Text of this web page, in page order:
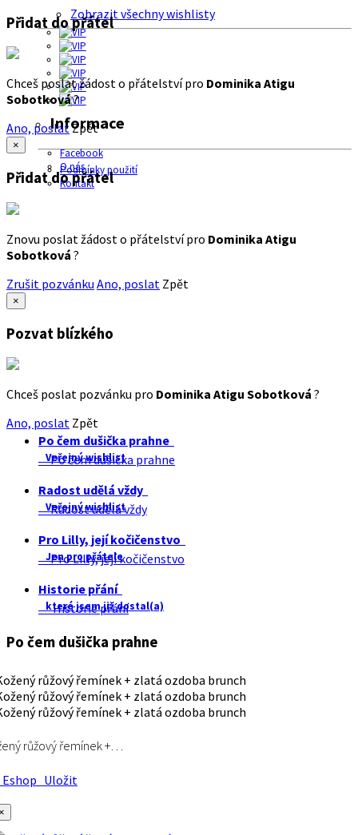
Zobrazit všechny wishlisty
Informace
Facebook
O nás
Podmínky použití
Kontakt
Přidat do přátel
Chceš poslat žádost o přátelství pro Dominika Atigu
Sobotková?
Ano, poslatZpět
×
Přidat do přátel
Znovu poslat žádost o přátelství pro Dominika Atigu
Sobotková ?
Zrušit pozvánku Ano, poslat Zpět
×
Pozvat blízkého
Chceš poslat pozvánku pro Dominika Atigu Sobotková ?
Ano, poslat Zpět
Po čem dušička prahne
Veřejný wishlist
Po čem dušička prahne
Radost udělá vždy
Veřejný wishlist
Radost udělá vždy
Pro Lilly, její kočičenstvo
Jen pro přátele
Pro Lilly, její kočičenstvo
Historie přání
které jsem již dostal(a)
Historie přání
Po čem dušička prahne
růžový řemínek +…
Uložit